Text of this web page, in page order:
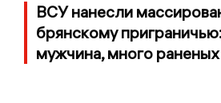
ВСУ нанесли
брянскому
мужчина, много раненых